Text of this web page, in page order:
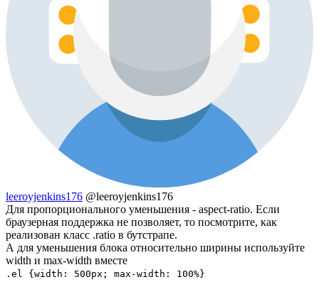
leeroyjenkins176 @leeroyjenkins176
Для пропорционального уменьшения - aspect-ratio. Если
браузерная поддержка не позволяет, то посмотрите, как
реализован класс .ratio в бутстрапе.
А для уменьшения блока относительно ширины используйте
width и max-width вместе
.el {width: 500px; max-width: 100%}